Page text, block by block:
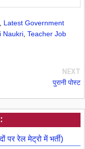
Latest Government
Naukri Teacher Job
NEXT
पुरानी पोस्ट
रेल मेट्रो में भर्ती)